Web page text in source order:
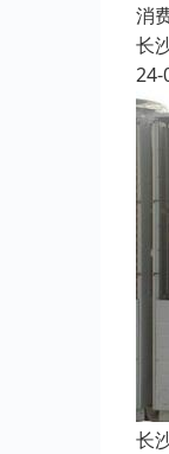
消
长
24-
长